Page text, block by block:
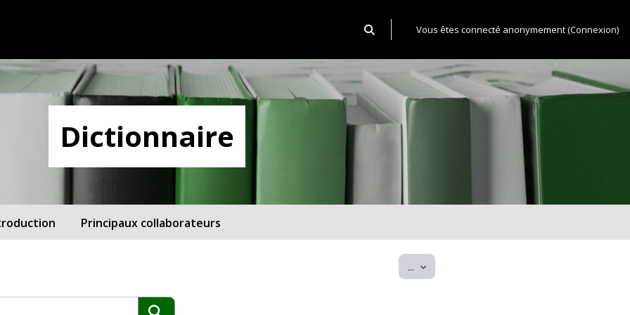
Activer/désactiver la saisie de recherche
Vous êtes connecté anonymement (Connexion)
Dictionnaire
Principaux collaborateurs
... Exporter des articles